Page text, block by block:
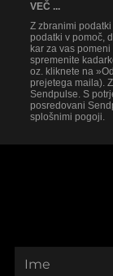
VEČ ...
Z zbranimi
podatki v pomoč,
kar za vas
spremenite
oz. kliknete na
prejetega maila).
Sendpulse. S
posredovani
splošnimi pogoji.